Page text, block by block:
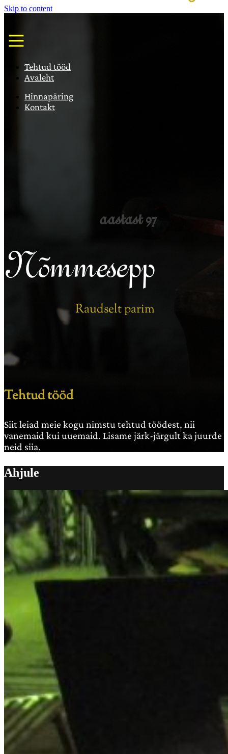
Skip to content
Tehtud tööd
Avaleht
Hinnapäring
Kontakt
aastast 97
Nõmmesepp
Raudselt parim
Tehtud tööd
Siit leiad meie kogu nimstu tehtud töödest, nii
vanemaid kui uuemaid. Lisame järk-järgult ka juurde
neid siia.
Ahjule